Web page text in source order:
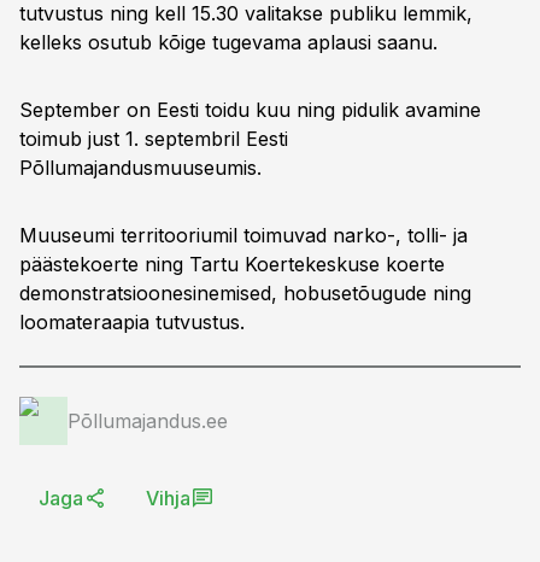
tutvustus ning kell 15.30 valitakse publiku lemmik,
kelleks osutub kõige tugevama aplausi saanu.
September on Eesti toidu kuu ning pidulik avamine
toimub just 1. septembril Eesti
Põllumajandusmuuseumis.
Muuseumi territooriumil toimuvad narko-, tolli- ja
päästekoerte ning Tartu Koertekeskuse koerte
demonstratsioonesinemised, hobusetõugude ning
loomateraapia tutvustus.
Põllumajandus.ee
Jaga Vihja